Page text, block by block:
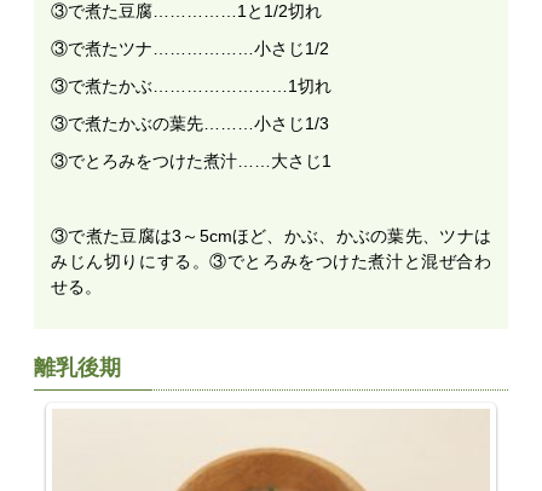
③で煮た豆腐……………1と1/2切れ
③で煮たツナ………………小さじ1/2
③で煮たかぶ……………………1切れ
③で煮たかぶの葉先………小さじ1/3
③でとろみをつけた煮汁……大さじ1
③で煮た豆腐は3～5cmほど、かぶ、かぶの葉先、ツナは
みじん切りにする。③でとろみをつけた煮汁と混ぜ合わ
せる。
離乳後期